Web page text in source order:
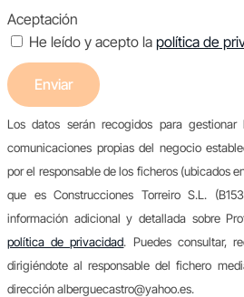
Aceptación
He leído y acepto la política de
Enviar
Los datos serán recogidos para
comunicaciones propias del negocio
por el responsable de los ficheros (ubicados
que es Construcciones Torreiro S.L.
información adicional y detallada sobre
política de privacidad. Puedes consultar,
dirigiéndote al responsable del fichero
dirección alberguecastro@yahoo.es.